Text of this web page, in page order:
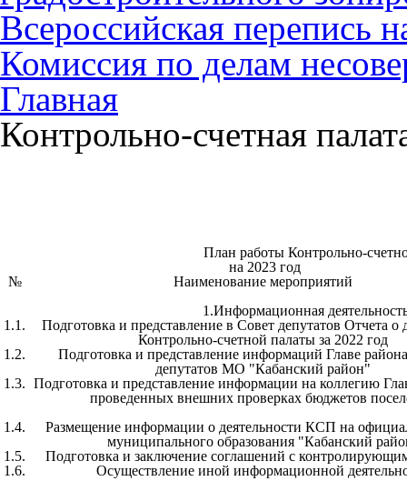
Всероссийская перепись
Комиссия по делам
Главная
Контрольно-счетная
План работы Контрольно-
на 2023 год
№
Наименование мероприятий
1.Информационная
1.1.
Подготовка и представление в Совет депутатов Отчета о
Контрольно-счетной палаты за 2022 год
1.2.
Подготовка и представление информаций Главе
депутатов МО "Кабанский район"
1.3. Подготовка и представление информации на коллегию
проведенных внешних проверках бюджетов
1.4.
Размещение информации о деятельности КСП на
муниципального образования "Кабанский
1.5.
Подготовка и заключение соглашений с
1.6.
Осуществление иной информационной